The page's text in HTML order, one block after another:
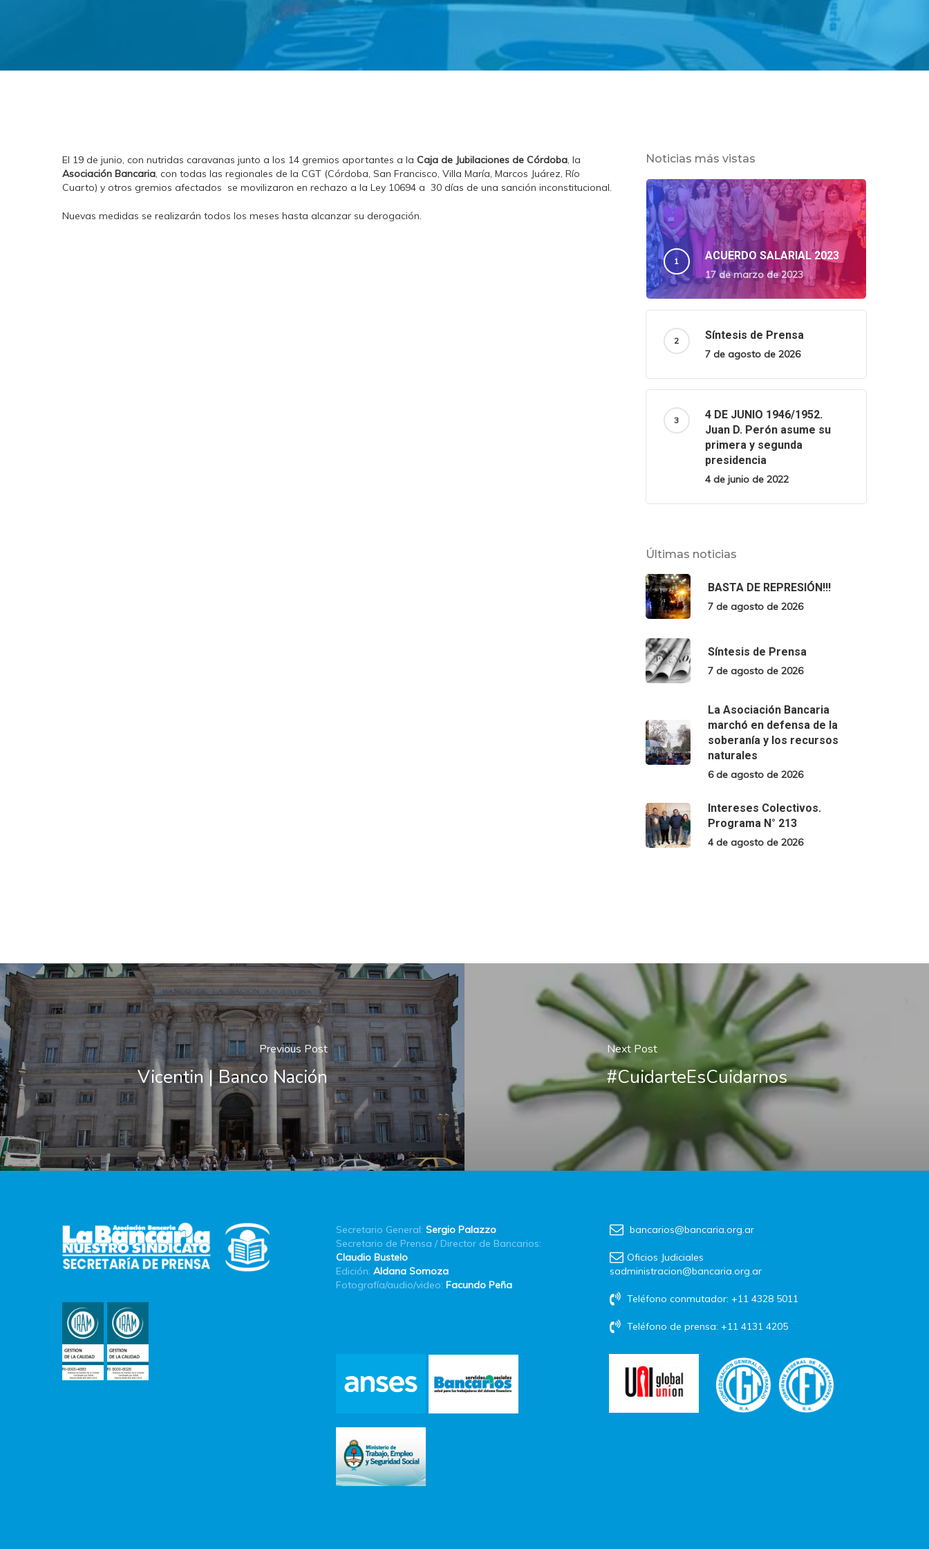
El 19 de junio, con nutridas caravanas junto a los 14 gremios aportantes a la Caja de Jubilaciones de Córdoba, la
Asociación Bancaria, con todas las regionales de la CGT (Córdoba, San Francisco, Villa María, Marcos Juárez, Río
Cuarto) y otros gremios afectados se movilizaron en rechazo a la Ley 10694 a 30 días de una sanción inconstitucional.
Nuevas medidas se realizarán todos los meses hasta alcanzar su derogación.
Noticias más vistas
ACUERDO SALARIAL 2023
17 de marzo de 2023
Síntesis de Prensa
7 de agosto de 2026
4 DE JUNIO 1946/1952.
Juan D. Perón asume su
primera y segunda
presidencia
4 de junio de 2022
Últimas noticias
BASTA DE REPRESIÓN!!!
7 de agosto de 2026
Síntesis de Prensa
7 de agosto de 2026
La Asociación Bancaria
marchó en defensa de la
soberanía y los recursos
naturales
6 de agosto de 2026
Intereses Colectivos.
Programa N° 213
4 de agosto de 2026
Previous Post
Vicentin | Banco Nación
Next Post
#CuidarteEsCuidarnos
Secretario General: Sergio Palazzo
Secretario de Prensa / Director de Bancarios:
Claudio Bustelo
Edición: Aldana Somoza
Fotografía/audio/video: Facundo Peña
bancarios@bancaria.org.ar
Oficios Judiciales
sadministracion@bancaria.org.ar
Teléfono conmutador: +11 4328 5011
Teléfono de prensa: +11 4131 4205